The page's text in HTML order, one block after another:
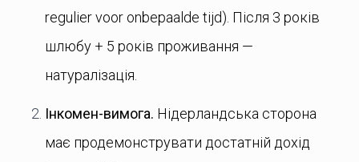
regulier voor onbepaalde tijd). Після 3 років
шлюбу + 5 років проживання —
натуралізація.
Інкомен-вимога. Нідерландська сторона
має продемонструвати достатній дохід